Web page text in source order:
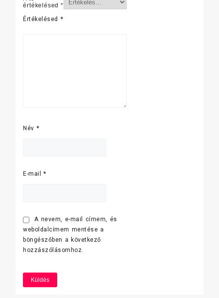
értékelésed*
Értékelésed *
Név *
E-mail*
A nevem, e-mail címem, és
weboldalcímem mentése a
böngészőben a következő
hozzászólásomhoz.